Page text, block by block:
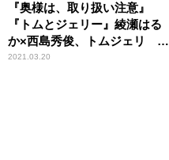
『奥様は、取り扱い注意』
『トムとジェリー』綾瀬はる
か×西島秀俊、トムジェリ ケ
ンカするほど仲がいい？
2021.03.20